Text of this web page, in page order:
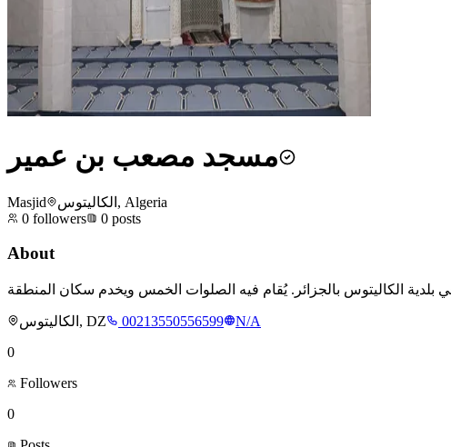
مسجد مصعب بن عمير
Masjid
الكاليتوس, Algeria
0 followers 0 posts
About
الكاليتوس, DZ 00213550556599
N/A
0
Followers
0